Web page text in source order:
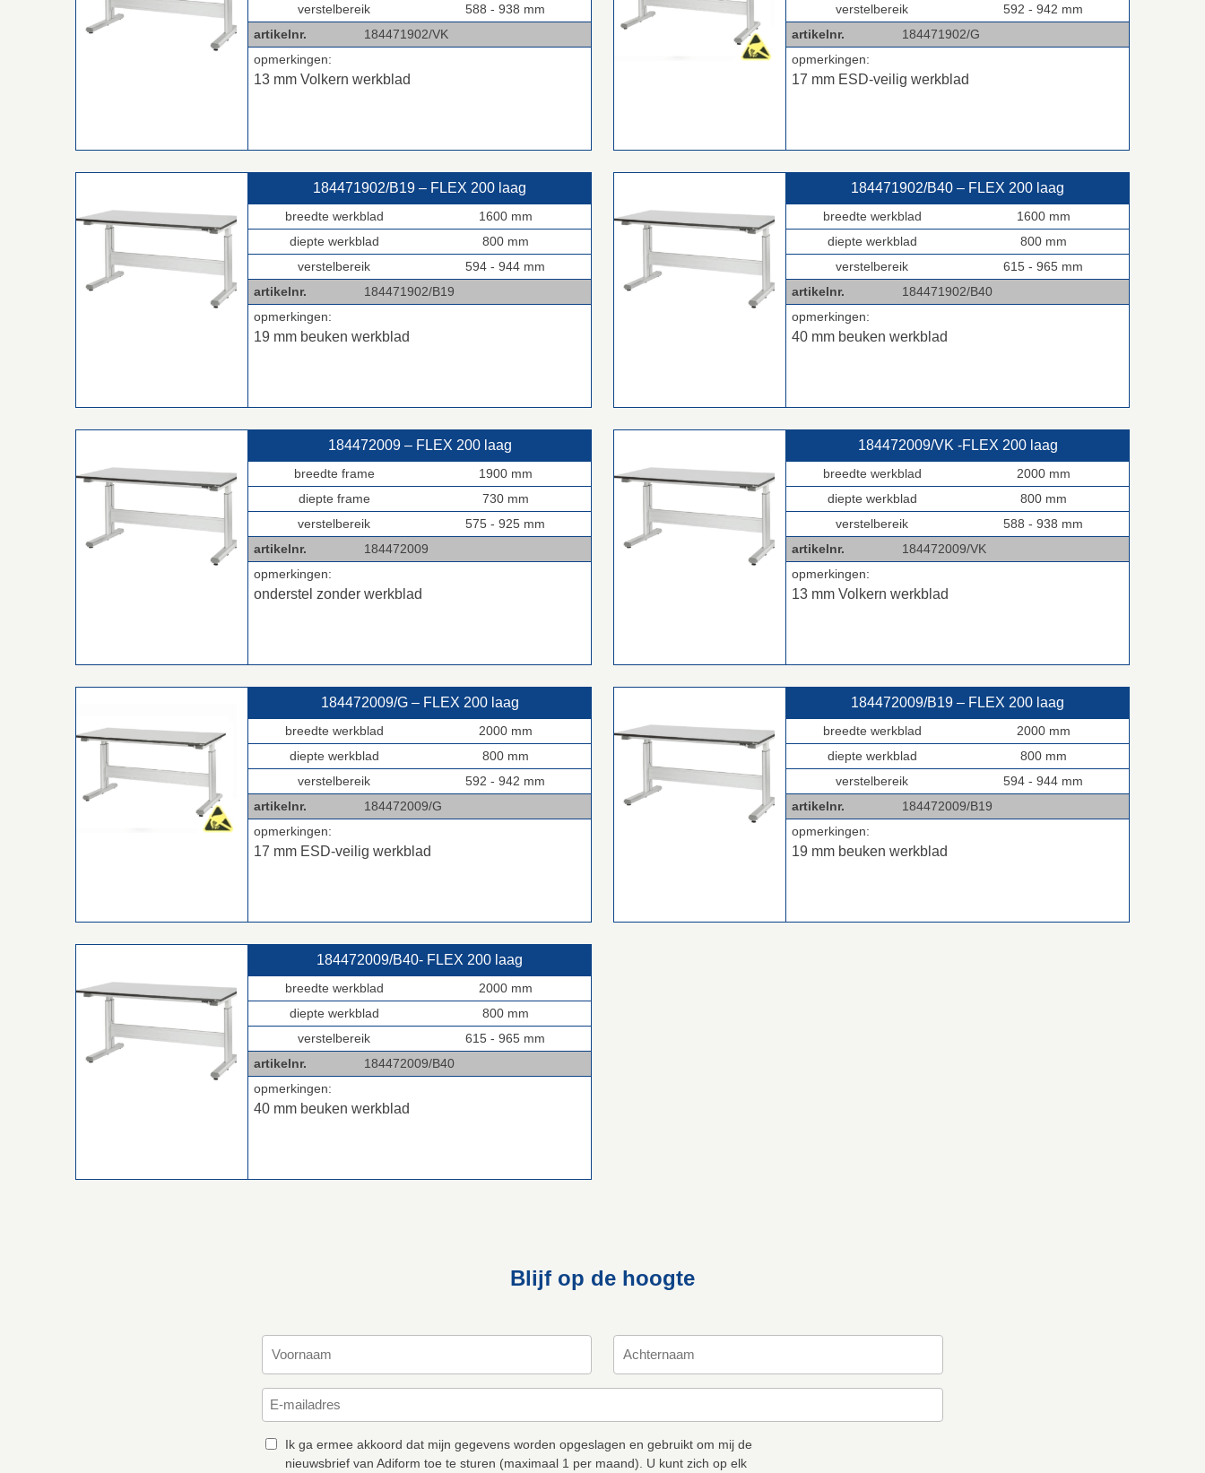
verstelbereik
588 - 938 mm
artikelnr. 184471902/VK
opmerkingen:
13 mm Volkern werkblad
verstelbereik
592 - 942 mm
artikelnr. 184471902/G
opmerkingen:
17 mm ESD-veilig werkblad
184471902/B19 – FLEX 200 laag
breedte werkblad
1600 mm
diepte werkblad
800 mm
verstelbereik
594 - 944 mm
artikelnr. 184471902/B19
opmerkingen:
19 mm beuken werkblad
184471902/B40 – FLEX 200 laag
breedte werkblad
1600 mm
diepte werkblad
800 mm
verstelbereik
615 - 965 mm
artikelnr. 184471902/B40
opmerkingen:
40 mm beuken werkblad
184472009 – FLEX 200 laag
breedte frame
1900 mm
diepte frame
730 mm
verstelbereik
575 - 925 mm
artikelnr. 184472009
opmerkingen:
onderstel zonder werkblad
184472009/VK ‑FLEX 200 laag
breedte werkblad
2000 mm
diepte werkblad
800 mm
verstelbereik
588 - 938 mm
artikelnr. 184472009/VK
opmerkingen:
13 mm Volkern werkblad
184472009/G – FLEX 200 laag
breedte werkblad
2000 mm
diepte werkblad
800 mm
verstelbereik
592 - 942 mm
artikelnr. 184472009/G
opmerkingen:
17 mm ESD-veilig werkblad
184472009/B19 – FLEX 200 laag
breedte werkblad
2000 mm
diepte werkblad
800 mm
verstelbereik
594 - 944 mm
artikelnr. 184472009/B19
opmerkingen:
19 mm beuken werkblad
184472009/B40‑ FLEX 200 laag
breedte werkblad
2000 mm
diepte werkblad
800 mm
verstelbereik
615 - 965 mm
artikelnr.
184472009/B40
opmerkingen:
40 mm beuken werkblad
Blijf op de hoogte
Ik ga ermee akkoord dat mijn gegevens worden opgeslagen en gebruikt om mij de
nieuwsbrief van Adiform toe te sturen (maximaal 1 per maand). U kunt zich op elk